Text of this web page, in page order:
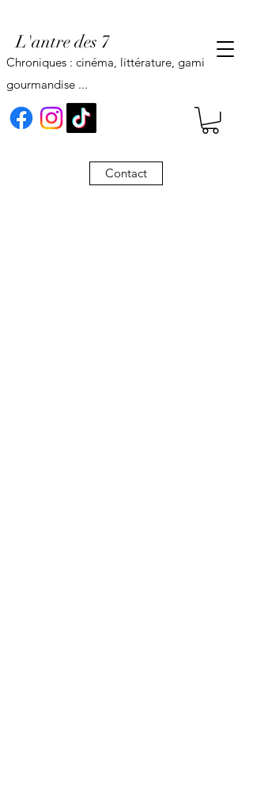
L'antre des 7
Contact
Chroniques : cinéma, littérature, gaming,
gourmandise ...